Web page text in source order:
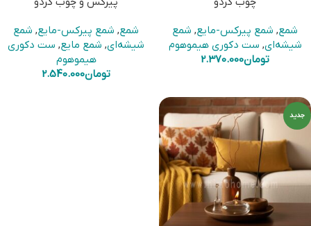
شمع, شمع پیرکس-مایع, شمع
شیشه‌ای, ست دکوری هیموهوم
تومان2.370.000
شمع, شمع پیرکس-مایع, شمع
شیشه‌ای, شمع مایع, ست دکوری
هیموهوم
تومان2.540.000
جدید